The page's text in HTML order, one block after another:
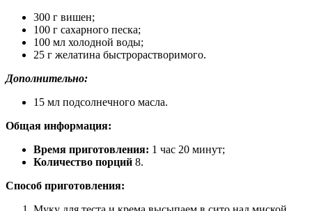
300 г вишен;
100 г сахарного песка;
100 мл холодной воды;
25 г желатина быстрорастворимого.
Дополнительно:
15 мл подсолнечного масла.
Общая информация:
Время приготовления: 1 час 20 минут;
Количество порций 8.
Способ приготовления: